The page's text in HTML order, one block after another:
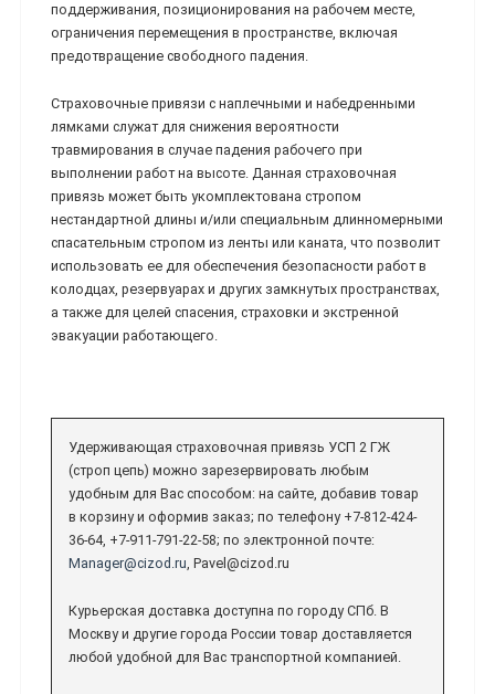
поддерживания, позиционирования на рабочем месте,
ограничения перемещения в пространстве, включая
предотвращение свободного падения.
Страховочные привязи с наплечными и набедренными
лямками служат для снижения вероятности
травмирования в случае падения рабочего при
выполнении работ на высоте. Данная страховочная
привязь может быть укомплектована стропом
нестандартной длины и/или специальным длинномерными
спасательным стропом из ленты или каната, что позволит
использовать ее для обеспечения безопасности работ в
колодцах, резервуарах и других замкнутых пространствах,
а также для целей спасения, страховки и экстренной
эвакуации работающего.
Удерживающая страховочная привязь УСП 2 ГЖ
(строп цепь) можно зарезервировать любым
удобным для Вас способом: на сайте, добавив товар
в корзину и оформив заказ; по телефону +7-812-424-
36-64, +7-911-791-22-58; по электронной почте:
Manager@cizod.ru , Pavel@cizod.ru
Курьерская доставка доступна по городу СПб. В
Москву и другие города России товар доставляется
любой удобной для Вас транспортной компанией.